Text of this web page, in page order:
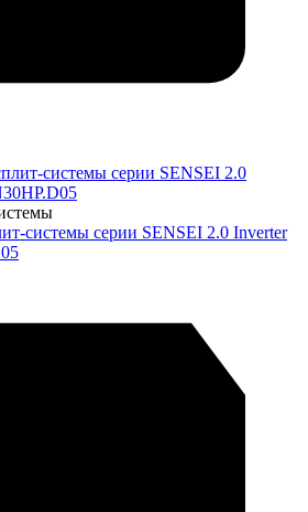
системы серии SENSEI 2.0 Inverter